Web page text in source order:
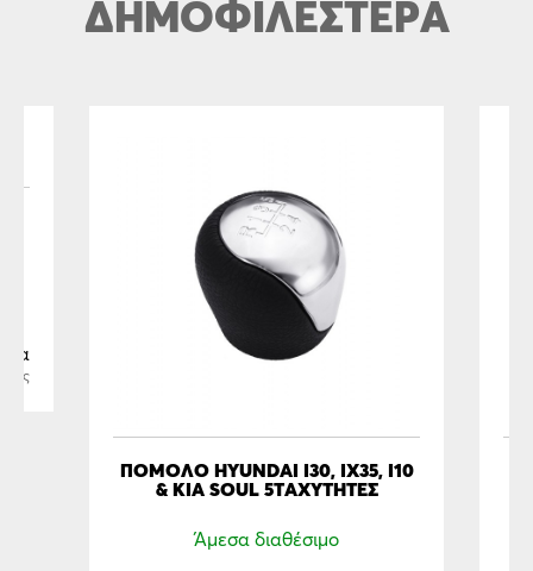
ΔΗΜΟΦΙΛΕΣΤΕΡΑ
ΠΟΜΟΛΟ HYUNDAI I30, IX35, I10
& KIA SOUL 5ΤΑΧΥΤΗΤΕΣ
Άμεσα διαθέσιμο